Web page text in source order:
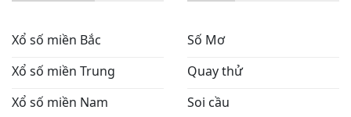
Xổ số miền Bắc
Xổ số miền Trung
Xổ số miền Nam
Số Mơ
Quay thử
Soi cầu